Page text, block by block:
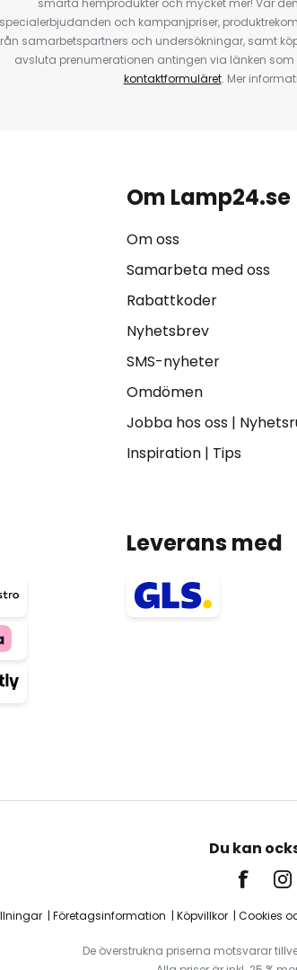
smarta hemprodukter och mycket mer! Var
specialerbjudanden och kampanjpriser,
samarbetspartners och undersökningar, samt
avsluta prenumerationen antingen via länken
kontaktformuläret. Mer
Om Lamp24.se
Om oss
Samarbeta med oss
Rabattkoder
Nyhetsbrev
SMS-nyheter
Omdömen
Jobba hos oss|
Inspiration| Tips
Leverans med
Du kan
Företagsinformation Köpvillkor Cookies
De överstrukna priserna motsvarar